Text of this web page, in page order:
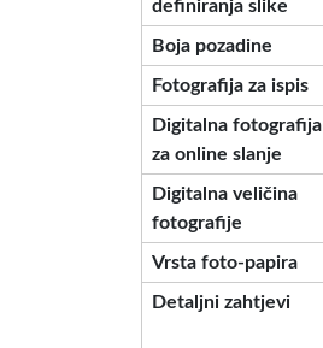
definiranja slike
Boja pozadine
Fotografija za ispis
Digitalna fotografija
za online slanje
Digitalna veličina
fotografije
Vrsta foto-papira
Detaljni zahtjevi